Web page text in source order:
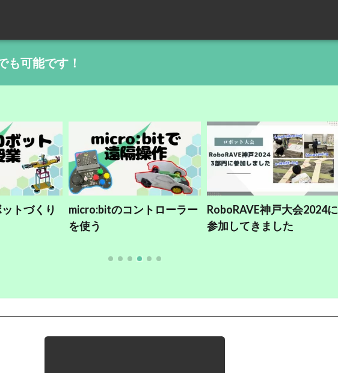
も可能です！
トづくり
micro:bitのコントローラー
を使う
RoboRAVE神戸大会2024に
参加してきました